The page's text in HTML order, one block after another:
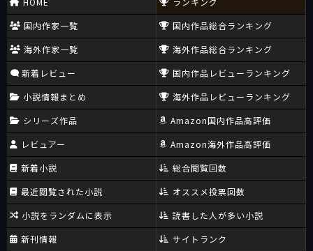
国内作家一覧
海外作家一覧
新着レビュー
小説情報まとめ
シリーズ作品
レビュアー
新着小説
最近閲覧された小説
小説をランダムに表示
新刊情報
国内作品総合ランキング
海外作品総合ランキング
国内作品レビューランキング
海外作品レビューランキング
Amazon国内作品高評価
Amazon海外作品高評価
総合閲覧回数
オススメ投票回数
読書した人が多い小説
サイトランク